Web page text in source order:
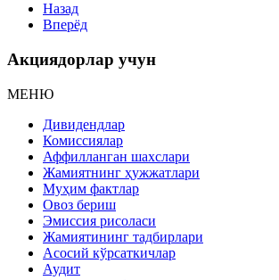
Назад
Вперёд
Акциядорлар учун
МЕНЮ
Дивидендлар
Комиссиялар
Аффилланган шахслари
Жамиятнинг ҳужжатлари
Муҳим фактлар
Овоз бериш
Эмиссия рисоласи
Жамиятининг тадбирлари
Асосий кўрсаткичлар
Аудит